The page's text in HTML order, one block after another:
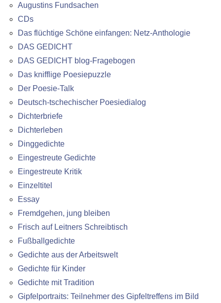
Augustins Fundsachen
CDs
Das flüchtige Schöne einfangen: Netz-Anthologie
DAS GEDICHT
DAS GEDICHT blog-Fragebogen
Das knifflige Poesiepuzzle
Der Poesie-Talk
Deutsch-tschechischer Poesiedialog
Dichterbriefe
Dichterleben
Dinggedichte
Eingestreute Gedichte
Eingestreute Kritik
Einzeltitel
Essay
Fremdgehen, jung bleiben
Frisch auf Leitners Schreibtisch
Fußballgedichte
Gedichte aus der Arbeitswelt
Gedichte für Kinder
Gedichte mit Tradition
Gipfelportraits: Teilnehmer des Gipfeltreffens im Bild